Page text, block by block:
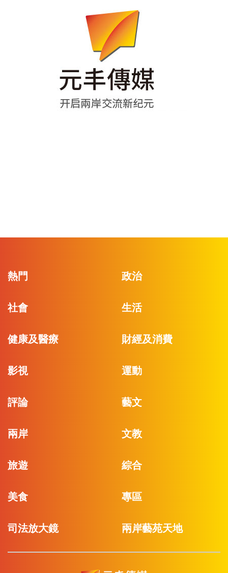
熱門 政治
社會 生活
健康及醫療 財經及消費
影視 運動
評論 藝文
兩岸 文教
旅遊 綜合
美食 專區
司法放大鏡 兩岸藝苑天地